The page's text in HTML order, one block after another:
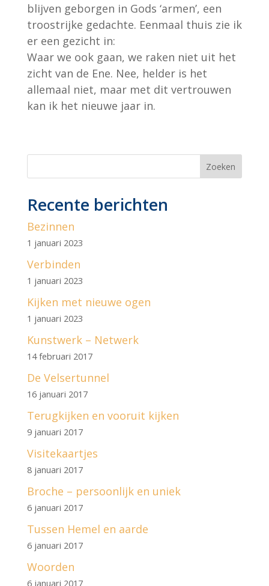
blijven geborgen in Gods ‘armen’, een
troostrijke gedachte. Eenmaal thuis zie ik
er een gezicht in:
Waar we ook gaan, we raken niet uit het
zicht van de Ene. Nee, helder is het
allemaal niet, maar met dit vertrouwen
kan ik het nieuwe jaar in.
Zoeken
Recente berichten
Bezinnen
1 januari 2023
Verbinden
1 januari 2023
Kijken met nieuwe ogen
1 januari 2023
Kunstwerk – Netwerk
14 februari 2017
De Velsertunnel
16 januari 2017
Terugkijken en vooruit kijken
9 januari 2017
Visitekaartjes
8 januari 2017
Broche – persoonlijk en uniek
6 januari 2017
Tussen Hemel en aarde
6 januari 2017
Woorden
6 januari 2017